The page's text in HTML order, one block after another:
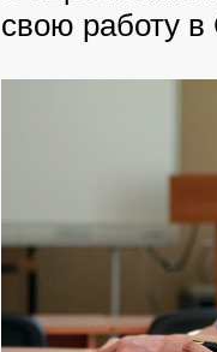
свою работу в